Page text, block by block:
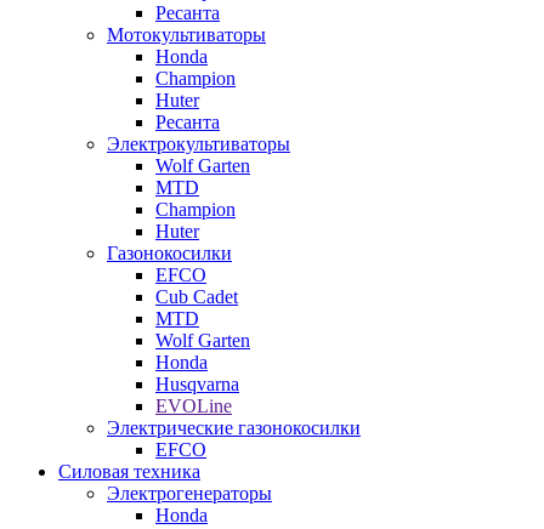
Ресанта
Мотокультиваторы
Honda
Champion
Huter
Ресанта
Электрокультиваторы
Wolf Garten
MTD
Champion
Huter
Газонокосилки
EFCO
Cub Cadet
MTD
Wolf Garten
Honda
Husqvarna
EVOLine
Электрические газонокосилки
EFCO
Силовая техника
Электрогенераторы
Honda